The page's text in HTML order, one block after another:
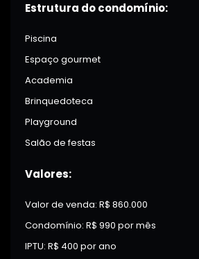
Estrutura do condomínio:
Piscina
Espaço gourmet
Academia
Brinquedoteca
Playground
Salão de festas
Valores:
Valor de venda: R$ 860.000
Condomínio: R$ 990 por mês
IPTU: R$ 400 por ano